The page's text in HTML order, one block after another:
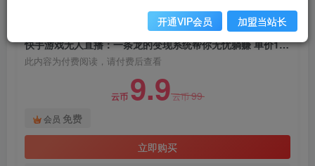
快手游戏无人直播：一条龙的变现系统帮你无忧躺赚 单价15元，一周赚了34万
此内容为付费阅读，请付费后查看
云币 9.9云币99
会员 免费
立即购买
开通VIP会员 加盟当站长